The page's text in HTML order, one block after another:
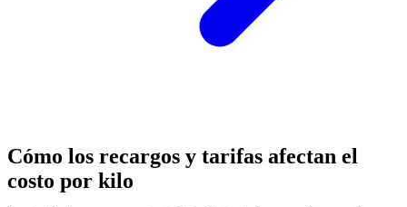
Cómo los recargos y tarifas afectan el
costo por kilo